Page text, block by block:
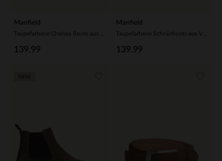
Manfield
139.99
Manfield
Taupefarbene Schnürboots aus Veloursleder
139.99